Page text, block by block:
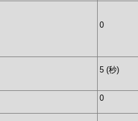
0
5 (秒)
0